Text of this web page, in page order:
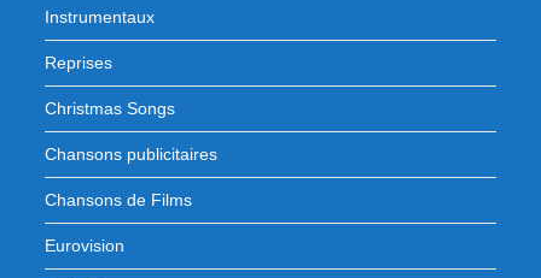
Instrumentaux
Reprises
Christmas Songs
Chansons publicitaires
Chansons de Films
Eurovision